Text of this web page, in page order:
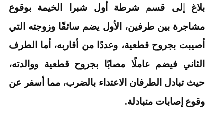
بلاغ إلى قسم شرطة أول شبرا الخيمة بوقوع
مشاجرة بين طرفين، الأول يضم سائقًا وزوجته التي
أصيبت بجروح قطعية، وعددًا من أقاربه، أما الطرف
الثاني فيضم عاملًا مصابًا بجروح قطعية ووالدته،
حيث تبادل الطرفان الاعتداء بالضرب، مما أسفر عن
وقوع إصابات متبادلة.